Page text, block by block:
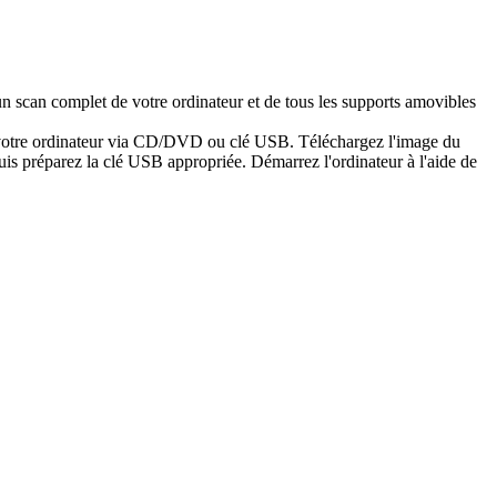
scan complet de votre ordinateur et de tous les supports amovibles
ordinateur via CD/DVD ou clé USB. Téléchargez l'image du
préparez la clé USB appropriée. Démarrez l'ordinateur à l'aide de